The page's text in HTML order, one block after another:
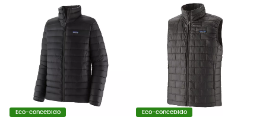
Eco-concebido Eco-concebido